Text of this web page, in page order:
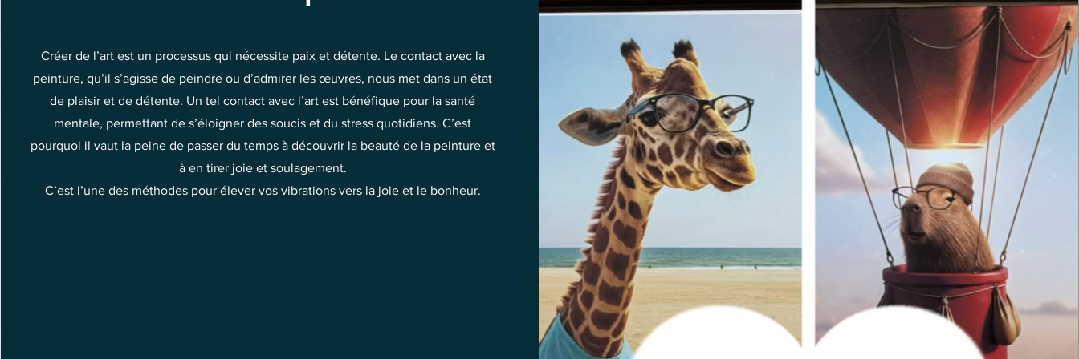
Créer de l’art est un processus qui nécessite paix et détente. Le contact avec la
peinture, qu’il s’agisse de peindre ou d’admirer les œuvres, nous met dans un état
de plaisir et de détente. Un tel contact avec l’art est bénéfique pour la santé
mentale, permettant de s’éloigner des soucis et du stress quotidiens. C’est
pourquoi il vaut la peine de passer du temps à découvrir la beauté de la peinture et
à en tirer joie et soulagement.
C’est l’une des méthodes pour élever vos vibrations vers la joie et le bonheur.